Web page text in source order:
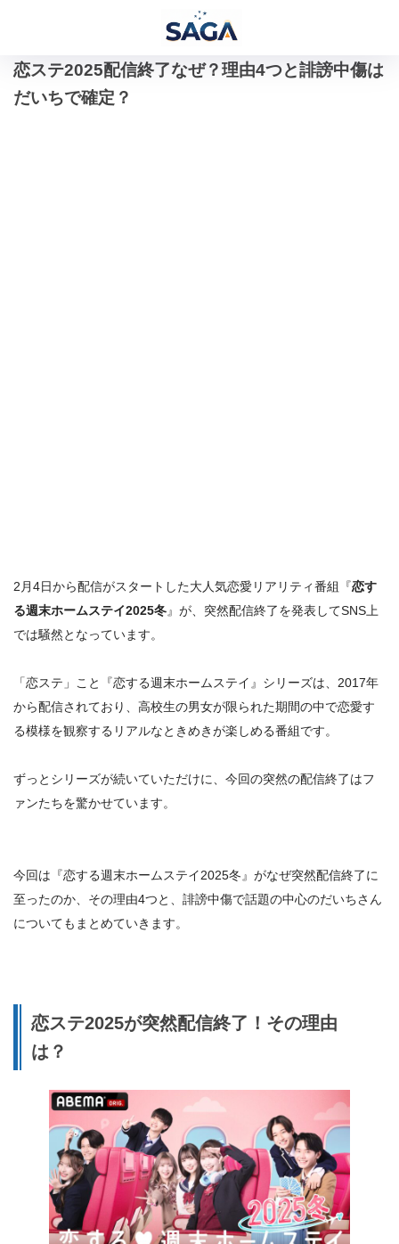
恋ステ2025配信終了なぜ？理由4つと誹謗中傷は
だいちで確定？
2月4日から配信がスタートした大人気恋愛リアリティ番組『恋す
る週末ホームステイ2025冬』が、突然配信終了を発表してSNS上
では騒然となっています。
「恋ステ」こと『恋する週末ホームステイ』シリーズは、2017年
から配信されており、高校生の男女が限られた期間の中で恋愛す
る模様を観察するリアルなときめきが楽しめる番組です。
ずっとシリーズが続いていただけに、今回の突然の配信終了はフ
ァンたちを驚かせています。
今回は『恋する週末ホームステイ2025冬』がなぜ突然配信終了に
至ったのか、その理由4つと、誹謗中傷で話題の中心のだいちさん
についてもまとめていきます。
恋ステ2025が突然配信終了！その理由
は？